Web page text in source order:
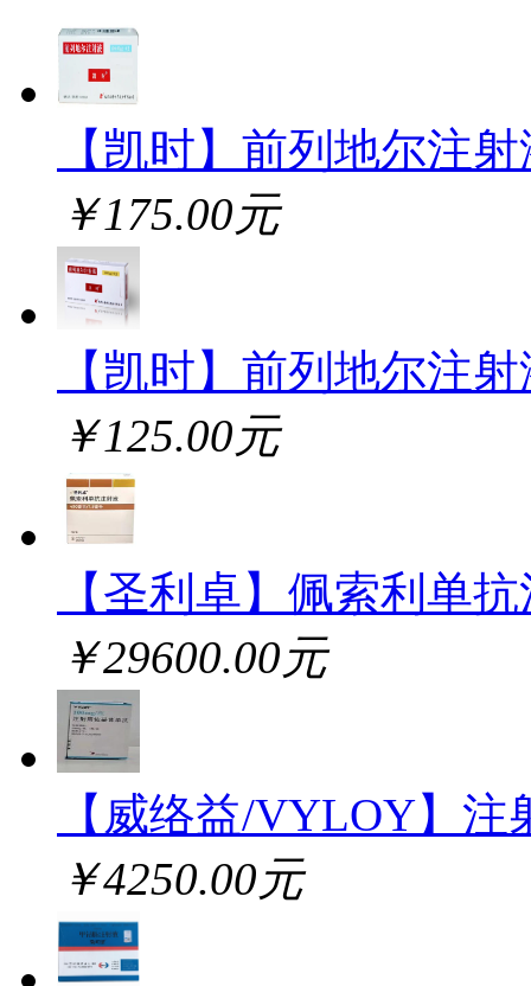
【凯时】前列地尔注
￥175.00元
【凯时】前列地尔注
￥125.00元
【圣利卓】佩索利单
￥29600.00元
【威络益/VYLOY】注
￥4250.00元